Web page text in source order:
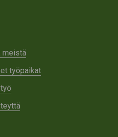
meistä
työpaikat